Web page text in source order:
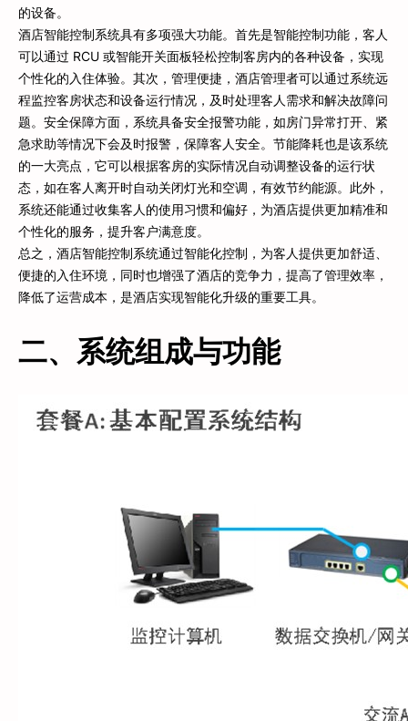
的设备。
酒店智能控制系统具有多项强大功能。首先是智能控制功能，客人
可以通过 RCU 或智能开关面板轻松控制客房内的各种设备，实现
个性化的入住体验。其次，管理便捷，酒店管理者可以通过系统远
程监控客房状态和设备运行情况，及时处理客人需求和解决故障问
题。安全保障方面，系统具备安全报警功能，如房门异常打开、紧
急求助等情况下会及时报警，保障客人安全。节能降耗也是该系统
的一大亮点，它可以根据客房的实际情况自动调整设备的运行状
态，如在客人离开时自动关闭灯光和空调，有效节约能源。此外，
系统还能通过收集客人的使用习惯和偏好，为酒店提供更加精准和
个性化的服务，提升客户满意度。
总之，酒店智能控制系统通过智能化控制，为客人提供更加舒适、
便捷的入住环境，同时也增强了酒店的竞争力，提高了管理效率，
降低了运营成本，是酒店实现智能化升级的重要工具。
二、系统组成与功能